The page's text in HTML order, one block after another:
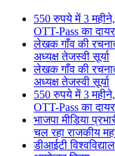
550 रुपये में 3
OTT-Pass का
लेखक गाँव की
अध्यक्ष तेजस्वी सूर्या
लेखक गाँव की
अध्यक्ष तेजस्वी सूर्या
550 रुपये में 3
OTT-Pass का
भाजपा मीडिया
चल रहा राजकीय
डीआईटी